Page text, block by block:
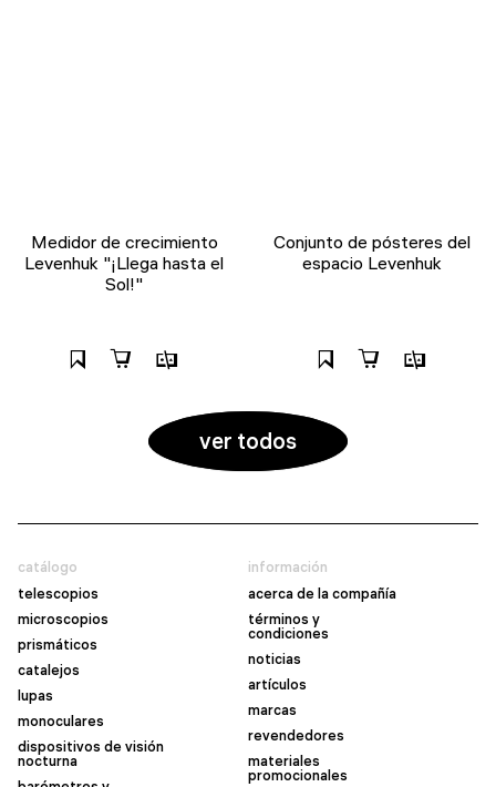
Medidor de crecimiento
Levenhuk "¡Llega hasta el
Sol!"
Conjunto de pósteres del
espacio Levenhuk
ver todos
catálogo
telescopios
microscopios
prismáticos
catalejos
lupas
monoculares
dispositivos de visión
nocturna
información
acerca de la compañía
términos y
condiciones
noticias
artículos
marcas
revendedores
materiales
promocionales